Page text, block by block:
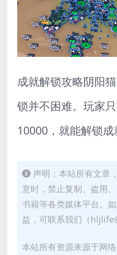
成就解锁攻略阴阳
锁并不困难。玩家
10000，就能解锁成
声明：本站所有文章
意时，禁止复制、盗用
书籍等各类媒体平台。
益，可联系我们（
本站所有资源来源于网